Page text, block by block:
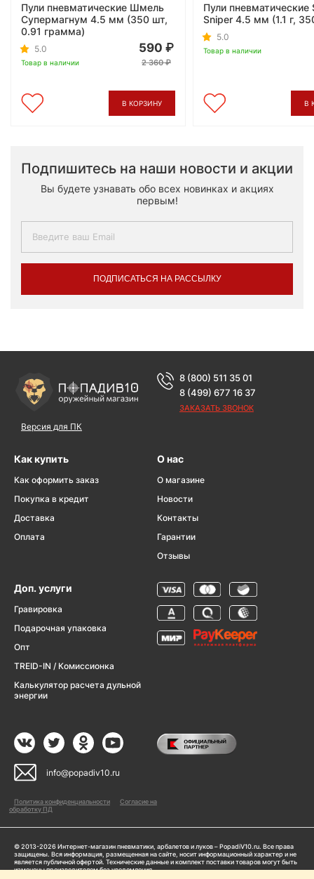
Пули пневматические Шмель
Супермагнум 4.5 мм (350 шт,
0.91 грамма)
5.0
Товар в наличии
590
2 360
В КОРЗИНУ
Пули пневматические
Sniper 4.5 мм (1.1 г,
5.0
Товар в наличии
В
Подпишитесь на наши новости и акции
Вы будете узнавать обо всех новинках и акциях
первым!
ПОДПИСАТЬСЯ НА РАССЫЛКУ
Версия для ПК
8 (800) 511 35 01
8 (499) 677 16 37
ЗАКАЗАТЬ ЗВОНОК
Как купить
Как оформить заказ
Покупка в кредит
Доставка
Оплата
О нас
О магазине
Новости
Контакты
Гарантии
Отзывы
Доп. услуги
Гравировка
Подарочная упаковка
Опт
TREID-IN / Комиссионка
Калькулятор расчета дульной
энергии
info@popadiv10.ru
Политика конфиденциальности
Согласие на
обработку ПД
© 2013-2026 Интернет-магазин пневматики, арбалетов и луков – PopadiV10.ru. Все права
защищены. Вся информация, размещенная на сайте, носит информационный характер и не
является публичной офертой. Технические данные и комплект поставки товаров могут быть
изменены производителем без уведомления